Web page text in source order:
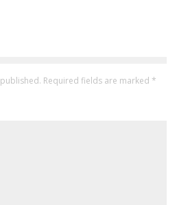
Required fields are marked *